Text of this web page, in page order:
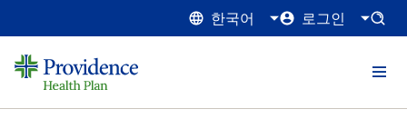
한국어 로그인